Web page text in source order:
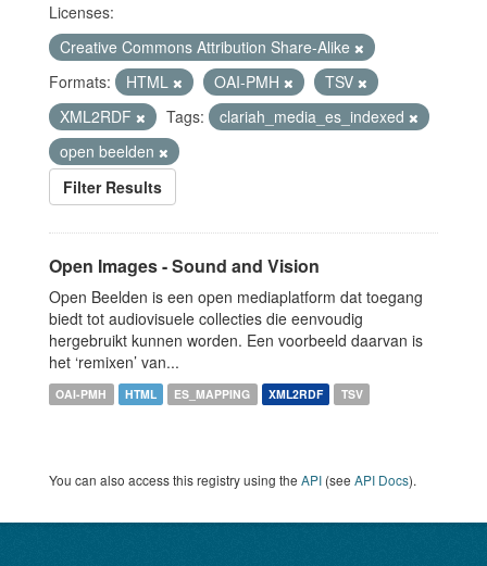
Licenses:
Creative Commons Attribution Share-Alike
Formats:
HTML OAI-PMH
TSV
XML2RDF
Tags:
clariah_media_es_indexed
open beelden
Filter Results
Open Images - Sound and Vision
Open Beelden is een open mediaplatform dat toegang
biedt tot audiovisuele collecties die eenvoudig
hergebruikt kunnen worden. Een voorbeeld daarvan is
het ‘remixen’ van...
OAI-PMH HTML ES_MAPPING XML2RDF TSV
You can also access this registry using the API (see API Docs).